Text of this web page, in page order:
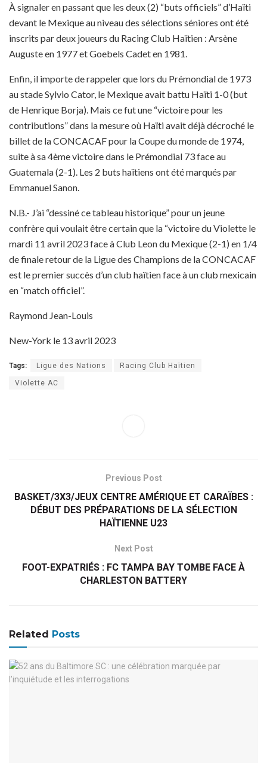
À signaler en passant que les deux (2) “buts officiels” d’Haïti
devant le Mexique au niveau des sélections séniores ont été
inscrits par deux joueurs du Racing Club Haïtien : Arsène
Auguste en 1977 et Goebels Cadet en 1981.
Enfin, il importe de rappeler que lors du Prémondial de 1973
au stade Sylvio Cator, le Mexique avait battu Haïti 1-0 (but
de Henrique Borja). Mais ce fut une “victoire pour les
contributions” dans la mesure où Haïti avait déjà décroché le
billet de la CONCACAF pour la Coupe du monde de 1974,
suite à sa 4ème victoire dans le Prémondial 73 face au
Guatemala (2-1). Les 2 buts haïtiens ont été marqués par
Emmanuel Sanon.
N.B.- J’ai “dessiné ce tableau historique” pour un jeune
confrère qui voulait être certain que la “victoire du Violette le
mardi 11 avril 2023 face à Club Leon du Mexique (2-1) en 1/4
de finale retour de la Ligue des Champions de la CONCACAF
est le premier succès d’un club haïtien face à un club mexicain
en “match officiel”.
Raymond Jean-Louis
New-York le 13 avril 2023
Tags: Ligue des Nations Racing Club Haïtien
Violette AC
Previous Post
BASKET/3X3/JEUX CENTRE AMÉRIQUE ET CARAÏBES :
DÉBUT DES PRÉPARATIONS DE LA SÉLECTION
HAÏTIENNE U23
Next Post
FOOT-EXPATRIÉS : FC TAMPA BAY TOMBE FACE À
CHARLESTON BATTERY
Related Posts